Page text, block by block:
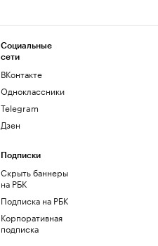
Социальные
сети
ВКонтакте
Одноклассники
Telegram
Дзен
Подписки
Скрыть баннеры
на РБК
Подписка на РБК
Корпоративная
подписка